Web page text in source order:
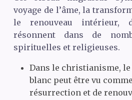
voyage de l’âme, la
le renouveau intérieur,
résonnent dans de
spirituelles et religieuses.
Dans le christianisme,
blanc peut être vu
résurrection et de